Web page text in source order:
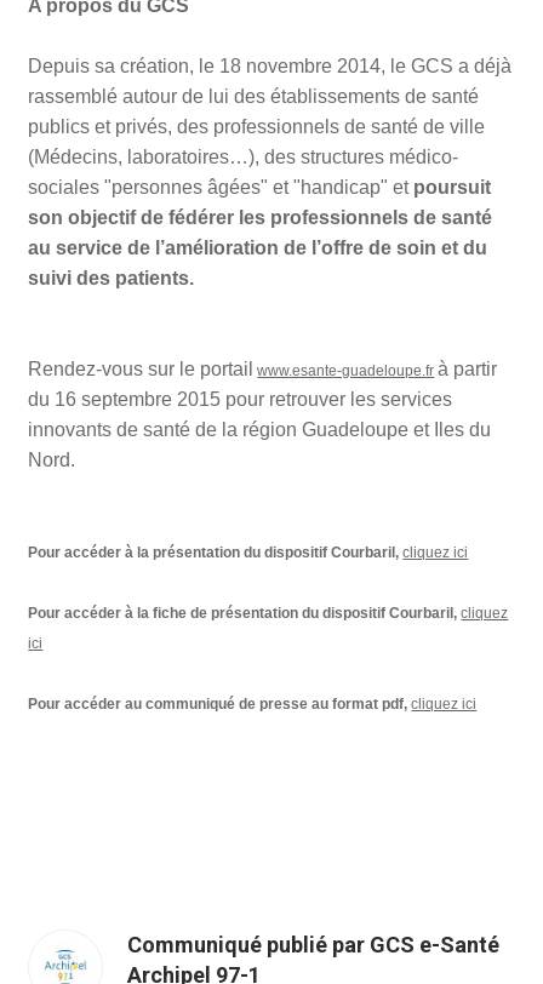
A propos du GCS
Depuis sa création, le 18 novembre 2014, le GCS a déjà
rassemblé autour de lui des établissements de santé
publics et privés, des professionnels de santé de ville
(Médecins, laboratoires…), des structures médico-
sociales "personnes âgées" et "handicap" et poursuit
son objectif de fédérer les professionnels de santé
au service de l’amélioration de l’offre de soin et du
suivi des patients.
Rendez-vous sur le portail www.esante-guadeloupe.fr à partir
du 16 septembre 2015 pour retrouver les services
innovants de santé de la région Guadeloupe et Iles du
Nord.
Pour accéder à la présentation du dispositif Courbaril,cliquez ici
Pour accéder à la fiche de présentation du dispositif Courbaril,cliquez
ici
Pour accéder au communiqué de presse au format pdf, cliquez ici
Communiqué publié par GCS e-Santé
Archipel 97-1